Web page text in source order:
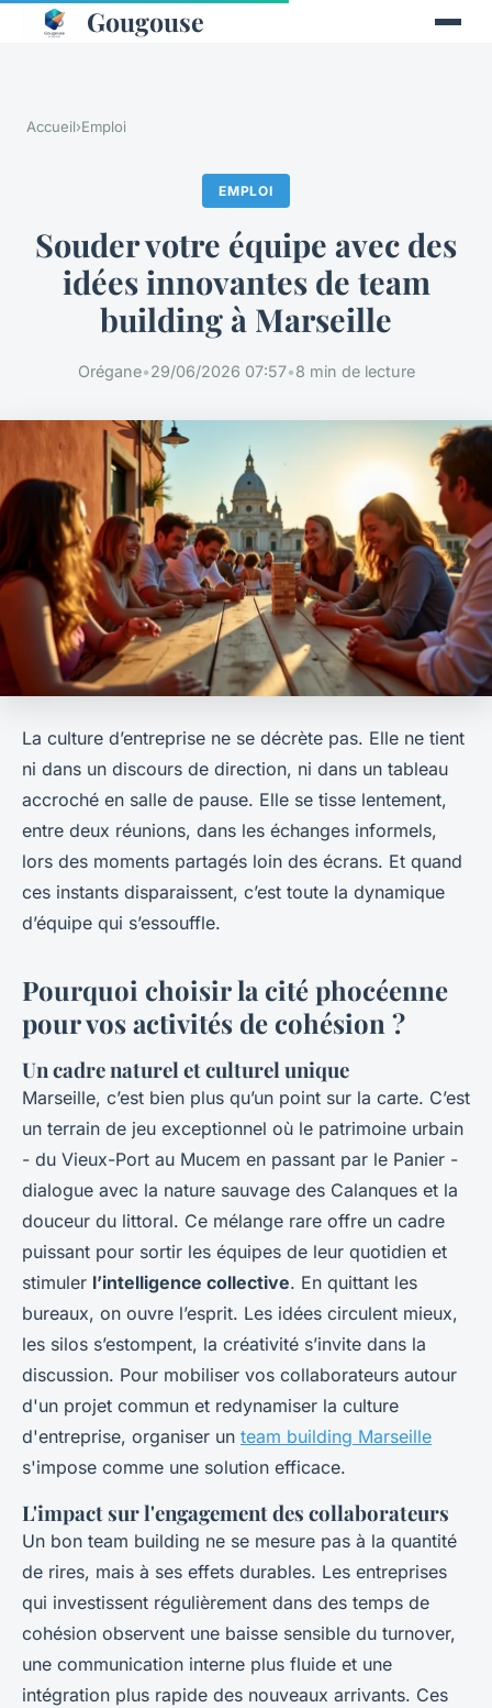
Gougouse
Accueil›Emploi
EMPLOI
Souder votre équipe avec des
idées innovantes de team
building à Marseille
Orégane•29/06/2026 07:57•8 min de lecture
La culture d’entreprise ne se décrète pas. Elle ne tient
ni dans un discours de direction, ni dans un tableau
accroché en salle de pause. Elle se tisse lentement,
entre deux réunions, dans les échanges informels,
lors des moments partagés loin des écrans. Et quand
ces instants disparaissent, c’est toute la dynamique
d’équipe qui s’essouffle.
Pourquoi choisir la cité phocéenne
pour vos activités de cohésion ?
Un cadre naturel et culturel unique
Marseille, c’est bien plus qu’un point sur la carte. C’est
un terrain de jeu exceptionnel où le patrimoine urbain
- du Vieux-Port au Mucem en passant par le Panier -
dialogue avec la nature sauvage des Calanques et la
douceur du littoral. Ce mélange rare offre un cadre
puissant pour sortir les équipes de leur quotidien et
stimuler l’intelligence collective. En quittant les
bureaux, on ouvre l’esprit. Les idées circulent mieux,
les silos s’estompent, la créativité s’invite dans la
discussion. Pour mobiliser vos collaborateurs autour
d'un projet commun et redynamiser la culture
d'entreprise, organiser un team building Marseille
s'impose comme une solution efficace.
L'impact sur l'engagement des collaborateurs
Un bon team building ne se mesure pas à la quantité
de rires, mais à ses effets durables. Les entreprises
qui investissent régulièrement dans des temps de
cohésion observent une baisse sensible du turnover,
une communication interne plus fluide et une
intégration plus rapide des nouveaux arrivants. Ces